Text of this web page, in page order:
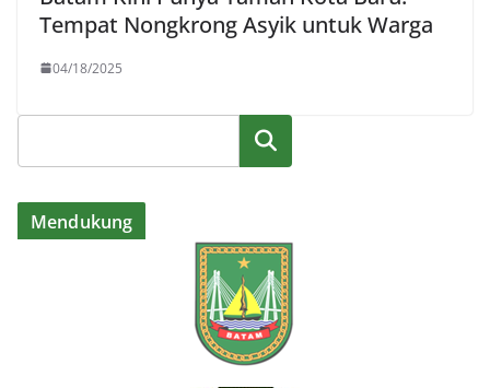
Tempat Nongkrong Asyik untuk Warga
04/18/2025
Cari
Mendukung